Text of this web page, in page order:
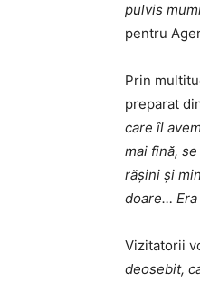
pulvis
pentru
Prin
preparat
care îl
mai fină,
răşini şi
doare…
Vizitatorii
deosebit,